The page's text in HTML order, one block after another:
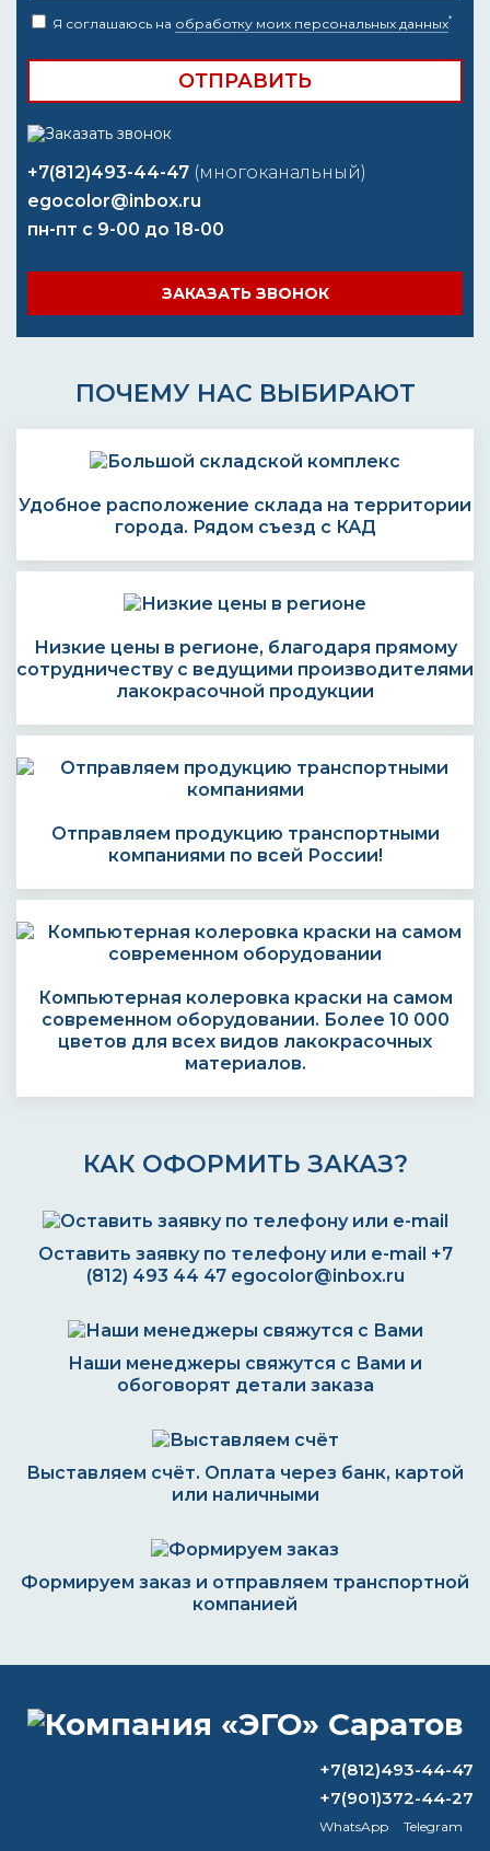
Я соглашаюсь на обработку моих персональных данных*
+7(812)493-44-47 (многоканальный)
egocolor@inbox.ru
пн-пт с 9-00 до 18-00
ЗАКАЗАТЬ ЗВОНОК
ПОЧЕМУ НАС ВЫБИРАЮТ
Удобное расположение склада на территории
города. Рядом съезд с КАД
Низкие цены в регионе, благодаря прямому
сотрудничеству с ведущими производителями
лакокрасочной продукции
Отправляем продукцию транспортными
компаниями по всей России!
Компьютерная колеровка краски на самом
современном оборудовании. Более 10 000
цветов для всех видов лакокрасочных
материалов.
КАК ОФОРМИТЬ ЗАКАЗ?
Оставить заявку по телефону или e-mail +7
(812) 493 44 47 egocolor@inbox.ru
Наши менеджеры свяжутся с Вами и
обоговорят детали заказа
Выставляем счёт. Оплата через банк, картой
или наличными
Формируем заказ и отправляем транспортной
компанией
ВОПРОС-ОТВЕТ
+7(812)493-44-47
+7(901)372-44-27
WhatsApp
Telegram